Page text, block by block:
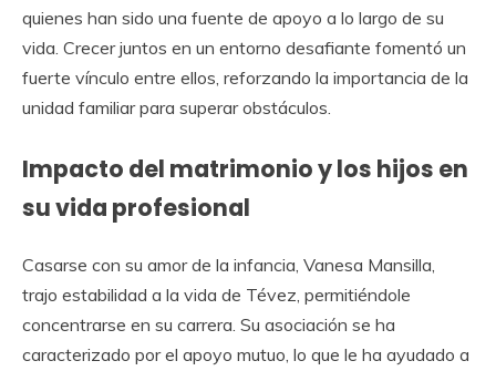
quienes han sido una fuente de apoyo a lo largo de su
vida. Crecer juntos en un entorno desafiante fomentó un
fuerte vínculo entre ellos, reforzando la importancia de la
unidad familiar para superar obstáculos.
Impacto del matrimonio y los hijos en
su vida profesional
Casarse con su amor de la infancia, Vanesa Mansilla,
trajo estabilidad a la vida de Tévez, permitiéndole
concentrarse en su carrera. Su asociación se ha
caracterizado por el apoyo mutuo, lo que le ha ayudado a